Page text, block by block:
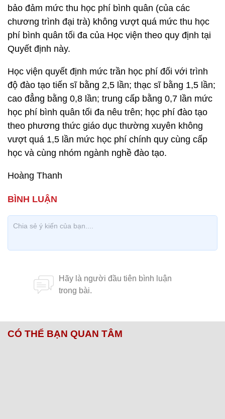
bảo đảm mức thu học phí bình quân (của các
chương trình đại trà) không vượt quá mức thu học
phí bình quân tối đa của Học viện theo quy định tại
Quyết định này.
Học viện quyết định mức trần học phí đối với trình
độ đào tạo tiến sĩ bằng 2,5 lần; thạc sĩ bằng 1,5 lần;
cao đẳng bằng 0,8 lần; trung cấp bằng 0,7 lần mức
học phí bình quân tối đa nêu trên; học phí đào tạo
theo phương thức giáo dục thường xuyên không
vượt quá 1,5 lần mức học phí chính quy cùng cấp
học và cùng nhóm ngành nghề đào tạo.
Hoàng Thanh
CÓ THỂ BẠN QUAN TÂM